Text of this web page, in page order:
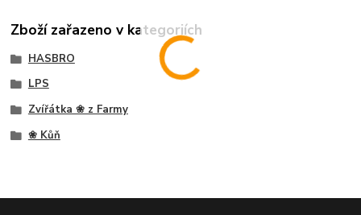
Zboží zařazeno v kategoriích
HASBRO
LPS
Zvířátka ❀ z Farmy
❀ Kůň